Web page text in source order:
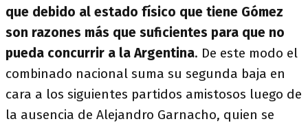
que debido al estado físico que tiene Gómez
son razones más que suficientes para que no
pueda concurrir a la Argentina. De este modo el
combinado nacional suma su segunda baja en
cara a los siguientes partidos amistosos luego de
la ausencia de Alejandro Garnacho, quien se